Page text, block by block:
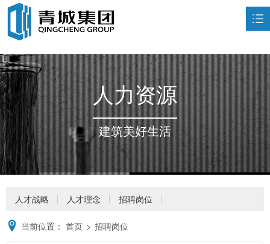
首页
走进青城
荣誉资质 
业务领域
新闻中心 
企业文化
人力资源
建筑美好生活
人才战略 人才理念 招聘岗位
当前位置： 首页 > 招聘岗位